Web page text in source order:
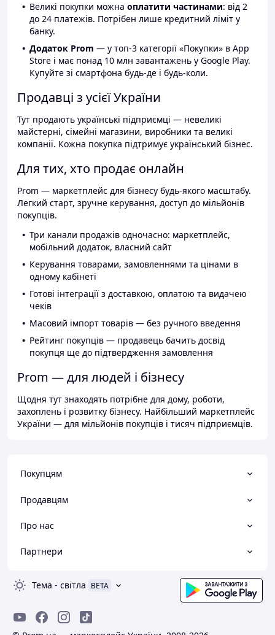
Великі покупки можна оплатити частинами: від 2
до 24 платежів. Потрібен лише кредитний ліміт у
банку.
Додаток Prom — у топ-3 категорії «Покупки» в App
Store і має понад 10 млн завантажень у Google Play.
Купуйте зі смартфона будь-де і будь-коли.
Продавці з усієї України
Тут продають українські підприємці — невеликі
майстерні, сімейні магазини, виробники та великі
компанії. Кожна покупка підтримує український бізнес.
Для тих, хто продає онлайн
Prom — маркетплейс для бізнесу будь-якого масштабу.
Легкий старт, зручне керування, доступ до мільйонів
покупців.
Три канали продажів одночасно: маркетплейс,
мобільний додаток, власний сайт
Керування товарами, замовленнями та цінами в
одному кабінеті
Готові інтеграції з доставкою, оплатою та видачею
чеків
Масовий імпорт товарів — без ручного введення
Рейтинг покупців — продавець бачить досвід
покупця ще до підтвердження замовлення
Prom — для людей і бізнесу
Щодня тут знаходять потрібне для дому, роботи,
захоплень і розвитку бізнесу. Найбільший маркетплейс
України — для мільйонів покупців і тисяч підприємців.
Покупцям
Продавцям
Про нас
Партнери
Тема - світла BETA